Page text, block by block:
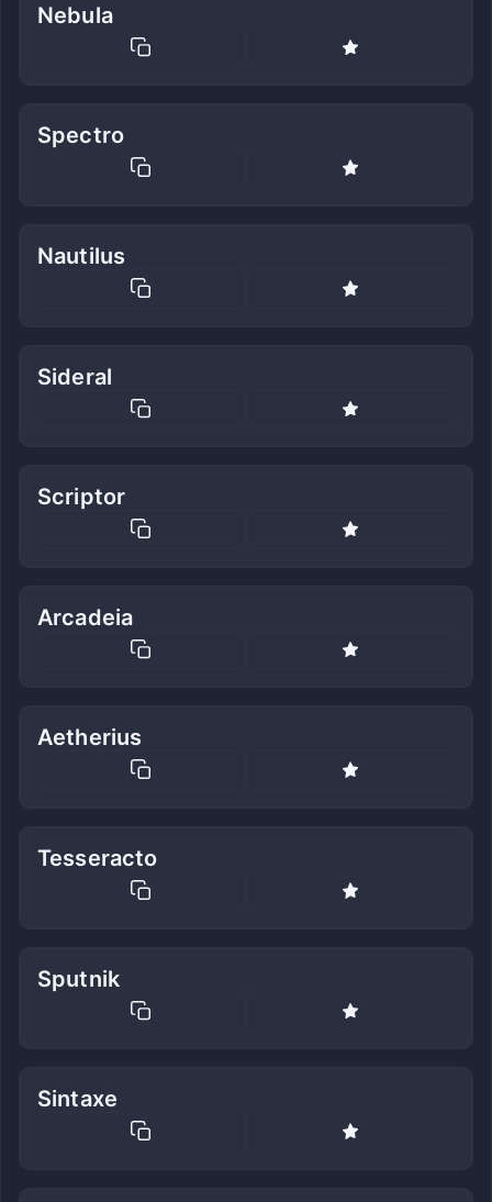
Nebula
Spectro
Nautilus
Sideral
Scriptor
Arcadeia
Aetherius
Tesseracto
Sputnik
Sintaxe